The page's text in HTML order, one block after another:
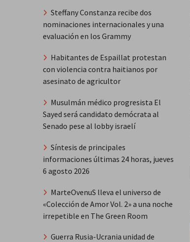
Steffany Constanza recibe dos
nominaciones internacionales y una
evaluación en los Grammy
Habitantes de Espaillat protestan
con violencia contra haitianos por
asesinato de agricultor
Musulmán médico progresista El
Sayed será candidato demócrata al
Senado pese al lobby israelí
Síntesis de principales
informaciones últimas 24 horas, jueves
6 agosto 2026
MarteOvenuS lleva el universo de
«Colección de Amor Vol. 2» a una noche
irrepetible en The Green Room
Guerra Rusia-Ucrania unidad de